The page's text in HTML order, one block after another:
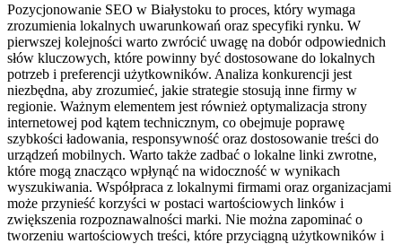
Pozycjonowanie SEO w Białystoku to proces, który wymaga
zrozumienia lokalnych uwarunkowań oraz specyfiki rynku. W
pierwszej kolejności warto zwrócić uwagę na dobór odpowiednich
słów kluczowych, które powinny być dostosowane do lokalnych
potrzeb i preferencji użytkowników. Analiza konkurencji jest
niezbędna, aby zrozumieć, jakie strategie stosują inne firmy w
regionie. Ważnym elementem jest również optymalizacja strony
internetowej pod kątem technicznym, co obejmuje poprawę
szybkości ładowania, responsywność oraz dostosowanie treści do
urządzeń mobilnych. Warto także zadbać o lokalne linki zwrotne,
które mogą znacząco wpłynąć na widoczność w wynikach
wyszukiwania. Współpraca z lokalnymi firmami oraz organizacjami
może przynieść korzyści w postaci wartościowych linków i
zwiększenia rozpoznawalności marki. Nie można zapominać o
tworzeniu wartościowych treści, które przyciągną użytkowników i